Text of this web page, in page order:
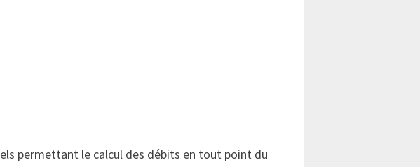
permettant le calcul des débits en tout point du